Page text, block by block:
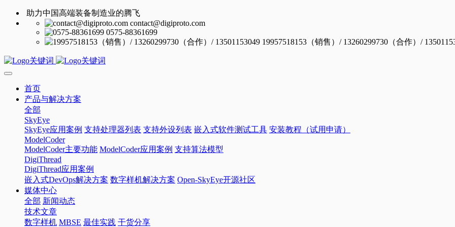
助力中国高端装备制造业的腾飞
contact@digiproto.com
0575-88361699
19957518153（销售）/ 13260299730（合作）/
首页
产品与解决方案
全部
SkyEye
SkyEye应用案例 支持处理器列表 支持外设列表 嵌入式软件测试工具 安装教程（试用申请）
ModelCoder
ModelCoder主要功能 ModelCoder应用案例 支持算法模型
DigiThread
DigiThread应用案例
嵌入式DevOps解决方案 数字样机解决方案 Open-SkyEye开源社区
媒体中心
全部 新闻动态
技术文章
数字样机 MBSE 最佳实践 干货分享